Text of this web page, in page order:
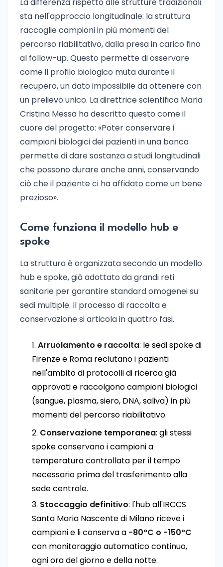
sta nell'approccio longitudinale: la struttura
raccoglie campioni in più momenti del
percorso riabilitativo, dalla presa in carico fino
al follow-up. Questo permette di osservare
come il profilo biologico muta durante il
recupero, un dato impossibile da ottenere con
un prelievo unico. La direttrice scientifica Maria
Cristina Messa ha descritto questo come il
cuore del progetto: «Poter conservare i
campioni biologici dei pazienti in una banca
permette di dare sostanza a studi longitudinali
che possono durare anche anni, conservando
ciò che il paziente ci ha affidato come un bene
prezioso».
Come funziona il modello hub e
spoke
La struttura è organizzata secondo un modello
hub e spoke, già adottato da grandi reti
sanitarie per garantire standard omogenei su
sedi multiple. Il processo di raccolta e
conservazione si articola in quattro fasi.
Arruolamento e raccolta: le sedi spoke di
Firenze e Roma reclutano i pazienti
nell'ambito di protocolli di ricerca già
approvati e raccolgono campioni biologici
(sangue, plasma, siero, DNA, saliva) in più
momenti del percorso riabilitativo.
Conservazione temporanea: gli stessi
spoke conservano i campioni a
temperatura controllata per il tempo
necessario prima del trasferimento alla
sede centrale.
Stoccaggio definitivo: l'hub all'IRCCS
Santa Maria Nascente di Milano riceve i
campioni e li conserva a -80°C o -150°C
con monitoraggio automatico continuo,
ogni ora del giorno e della notte.